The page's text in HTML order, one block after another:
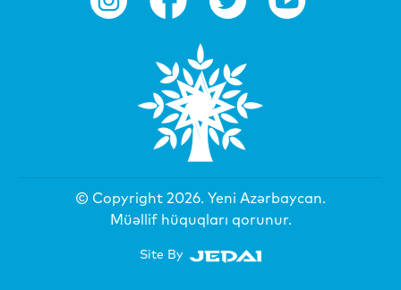
© Copyright 2026. Yeni Azərbaycan.
Müəllif hüquqları qorunur.
Site By